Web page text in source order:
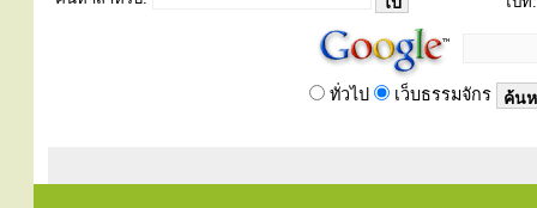
ทั่วไป เว็บธรรมจักร